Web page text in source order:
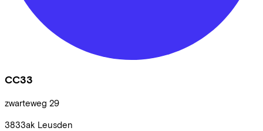
CC33
zwarteweg 29
3833ak Leusden